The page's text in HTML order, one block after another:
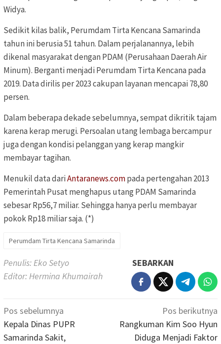
Widya.
Sedikit kilas balik, Perumdam Tirta Kencana Samarinda
tahun ini berusia 51 tahun. Dalam perjalanannya, lebih
dikenal masyarakat dengan PDAM (Perusahaan Daerah Air
Minum). Berganti menjadi Perumdam Tirta Kencana pada
2019. Data dirilis per 2023 cakupan layanan mencapai 78,80
persen.
Dalam beberapa dekade sebelumnya, sempat dikritik tajam
karena kerap merugi. Persoalan utang lembaga bercampur
juga dengan kondisi pelanggan yang kerap mangkir
membayar tagihan.
Menukil data dariAntaranews.compada pertengahan 2013
Pemerintah Pusat menghapus utang PDAM Samarinda
sebesar Rp56,7 miliar. Sehingga hanya perlu membayar
pokok Rp18 miliar saja. (*)
Perumdam Tirta Kencana Samarinda
Penulis: Eko Setyo
Editor: Hermina Khumairah
SEBARKAN
Navigasi
pos
Pos sebelumnya
Kepala Dinas PUPR
Samarinda Sakit,
Pos berikutnya
Rangkuman Kim Soo Hyun
Diduga Menjadi Faktor